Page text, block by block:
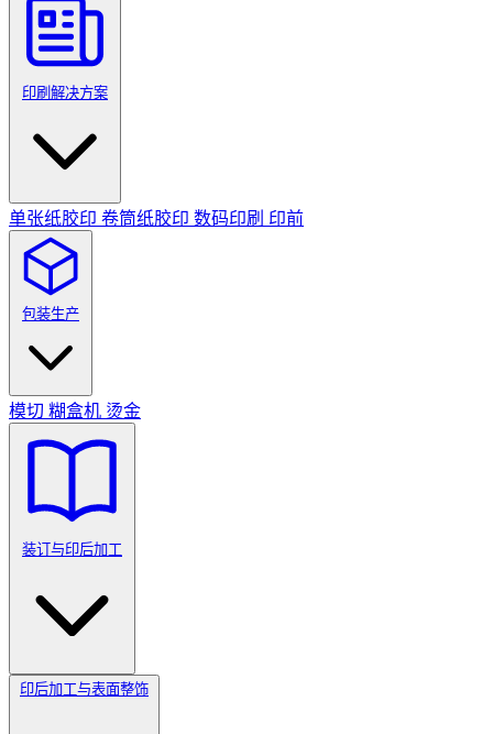
印刷解决方案
单张纸胶印 卷筒纸胶印 数码印刷 印前
包装生产
模切 糊盒机 烫金
装订与印后加工
印后加工与表面整饰